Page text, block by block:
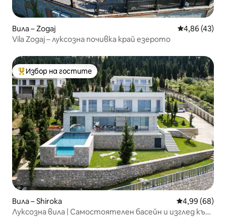
Вила – Zogaj Средна
4,86 (43)
Vila Zogaj – луксозна почивка край езерото
Най-популярен избор на гостите
Избор на гостите
Вила – Shiroka Средна
4,99 (68)
Луксозна вила | Самостоятелен басейн и изглед към